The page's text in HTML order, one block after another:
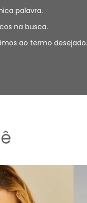
palavra.
na busca.
ao termo desejado.